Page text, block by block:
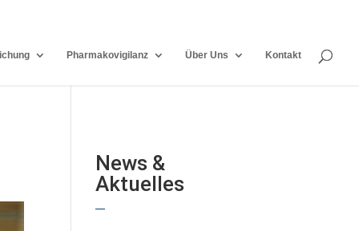
Pharmakovigilanz Über Uns Kontakt
News &
Aktuelles